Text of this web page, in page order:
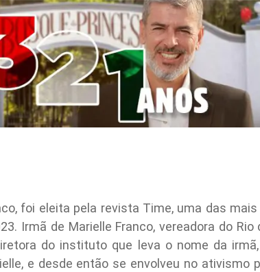
foi eleita pela revista Time, uma das
Irmã de Marielle Franco, vereadora do
do instituto que leva o nome da
e desde então se envolveu no ativismo